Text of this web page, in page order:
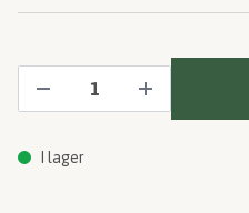
I lager